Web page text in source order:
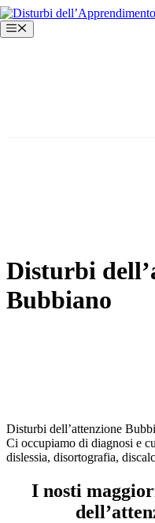
Vai
al
contenuto
Menu
Disturbi
Bubbiano
Disturbi dell’attenzione
Ci occupiamo di diagnosi e
dislessia, disortografia,
I nosti